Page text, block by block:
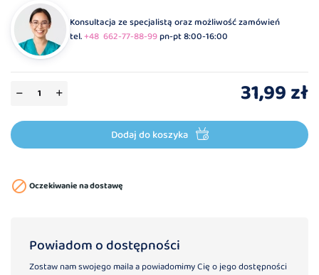
Konsultacja ze specjalistą oraz możliwość zamówień
tel.+48 662-77-88-99pn-pt 8:00-16:00
31,99 zł
Dodaj do koszyka
 Oczekiwanie na dostawę
Powiadom o dostępności
Zostaw nam swojego maila a powiadomimy Cię o jego dostępności